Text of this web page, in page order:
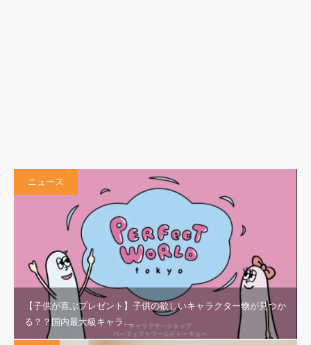
ニュース
【子供が喜ぶプレゼント】子供の欲しいキャラクター物が見つか
る？？国内最大級キャラ…